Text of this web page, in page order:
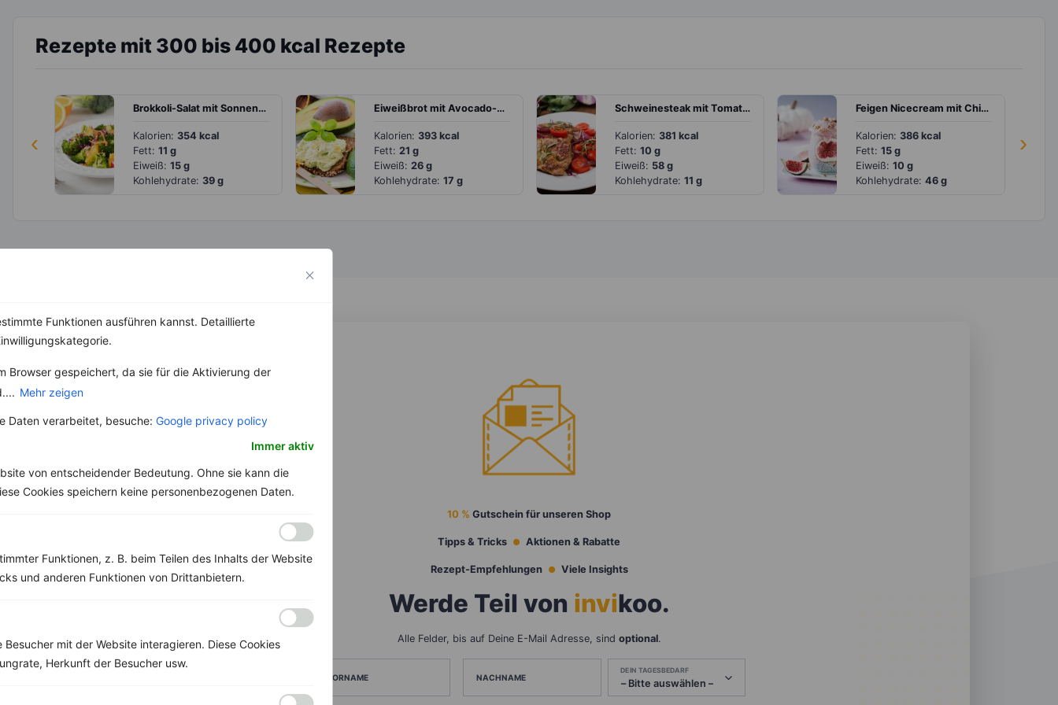
Funktionen ausführen kannst. Detaillierte
Browser gespeichert, da sie für die Aktivierung der
Mehr zeigen
Daten verarbeitet, besuche: Google privacy policy
Immer aktiv
von entscheidender Bedeutung. Ohne sie kann die
Cookies speichern keine personenbezogenen Daten.
Funktionen, z. B. beim Teilen des Inhalts der Website
und anderen Funktionen von Drittanbietern.
mit der Website interagieren. Diese Cookies
Herkunft der Besucher usw.
Rezepte mit 300 bis 400 kcal Rezepte
‹ ›
Brokkoli-Salat mit Sonnenblumenkernen und Orange
Kalorien: 354 kcal
Fett: 11 g
Eiweiß: 15 g
Kohlehydrate: 39 g
Eiweißbrot mit Avocado-Orangen-Creme
Kalorien: 393 kcal
Fett: 21 g
Eiweiß: 26 g
Kohlehydrate: 17 g
Schweinesteak mit Tomaten
Kalorien: 381 kcal
Fett: 10 g
Eiweiß: 58 g
Kohlehydrate: 11 g
Feigen Nicecream mit Chiapudding
Kalorien: 386 kcal
Fett: 15 g
Eiweiß: 10 g
Kohlehydrate: 46 g
10 % Gutschein für unseren Shop
Tipps & Tricks Aktionen & Rabatte
Rezept-Empfehlungen Viele Insights
Werde Teil von invikoo.
Alle Felder, bis auf Deine E-Mail Adresse, sind optional.
VORNAME NACHNAME
DEIN TAGESBEDARF